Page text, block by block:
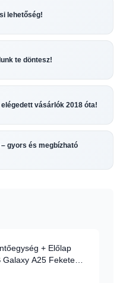
lehetőség!
te döntesz!
vásárlók 2018 óta!
gyors és megbízható
+ Előlap
Galaxy A25 Fekete